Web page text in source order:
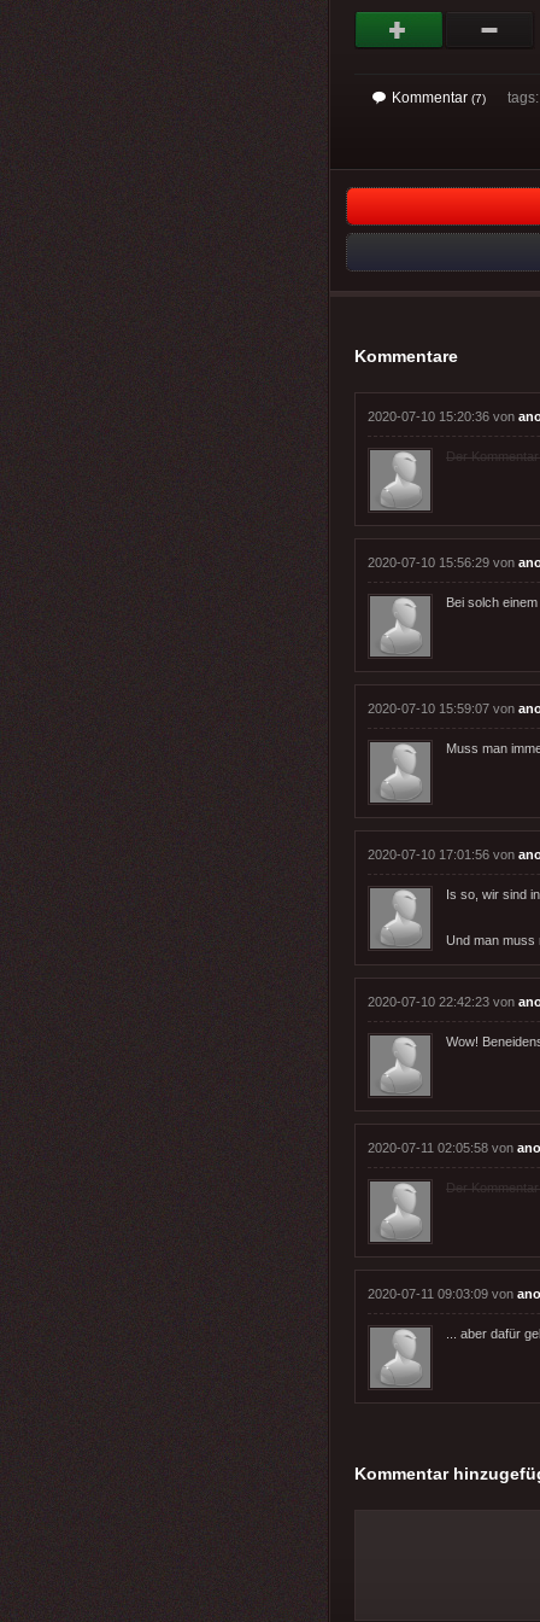
Kommentar (7)
Kommentare
2020-07-10 15:20:36 von
Der
2020-07-10 15:56:29 von
Bei solch
2020-07-10 15:59:07 von
Muss man
2020-07-10 17:01:56 von
Is so, wir sind
Und man muss
2020-07-10 22:42:23 von
Wow!
2020-07-11 02:05:58 von
Der
2020-07-11 09:03:09 von
... aber dafür
Kommentar